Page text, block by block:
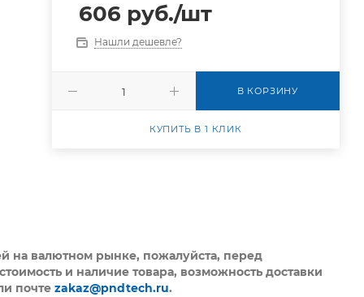
606 руб./шт
Нашли дешевле?
В КОРЗИНУ
КУПИТЬ В 1 КЛИК
на валютном рынке, пожалуйста, перед
и наличие товара, возможность доставки
почтеzakaz@pndtech.ru.